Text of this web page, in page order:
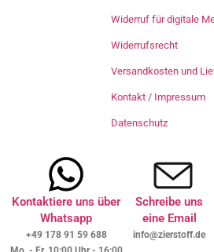
Widerruf für digitale
Widerrufsrecht
Versandkosten und
Kontakt / Impressum
Datenschutz
Kontaktiere uns über
Whatsapp
+49 178 91 59 688
Schreibe uns
eine Email
info@zierstoff.de